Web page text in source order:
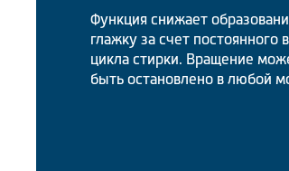
Функция снижает
глажку за счет постоянного
цикла стирки. Вращение
быть остановлено в любой